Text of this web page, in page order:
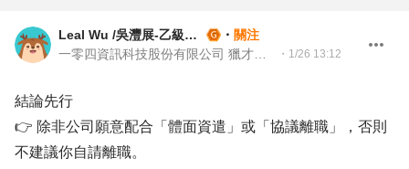
Leal Wu /吳灃展-乙級就業服務技術士 ・ 關注
・ 1/26 13:12
結論先行
👉 除非公司願意配合「體面資遣」或「協議離職」，否則
不建議你自請離職。